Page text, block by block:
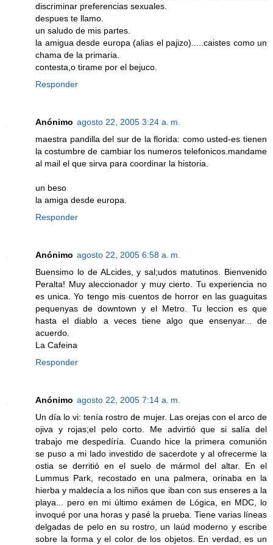
discriminar preferencias sexuales.
despues te llamo.
un saludo de mis partes.
la amigua desde europa (alias el pajizo).....caistes como un
chama de la primaria.
contesta,o tirame por el bejuco.
Responder
Anónimo agosto 22, 2005 3:24 a. m.
maestra pandilla del sur de la florida: como usted-es tienen
la costumbre de cambiar los numeros telefonicos.mandame
al mail el que sirva para coordinar la historia.
un beso
la amiga desde europa.
Responder
Anónimo agosto 22, 2005 6:58 a. m.
Buensimo lo de ALcides, y sal;udos matutinos. Bienvenido
Peralta! Muy aleccionador y muy cierto. Tu experiencia no
es unica. Yo tengo mis cuentos de horror en las guaguitas
pequenyas de downtown y el Metro. Tu leccion es que
hasta el diablo a veces tiene algo que ensenyar... de
acuerdo.
La Cafeina
Responder
Anónimo agosto 22, 2005 7:14 a. m.
Un día lo vi: tenía rostro de mujer. Las orejas con el arco de
ojiva y rojas;el pelo corto. Me advirtió que si salía del
trabajo me despedíría. Cuando hice la primera comunión
se puso a mi lado investido de sacerdote y al ofrecerme la
ostia se derritió en el suelo de mármol del altar. En el
Lummus Park, recostado en una palmera, orinaba en la
hierba y maldecía a los niños que iban con sus enseres a la
playa... pero en mi último exámen de Lógica, en MDC, lo
invoqué por una horas y pasé la prueba. Tiene varias líneas
delgadas de pelo en su rostro, un laúd moderno y escribe
sobre la forma y el color de los objetos. En verdad, es un